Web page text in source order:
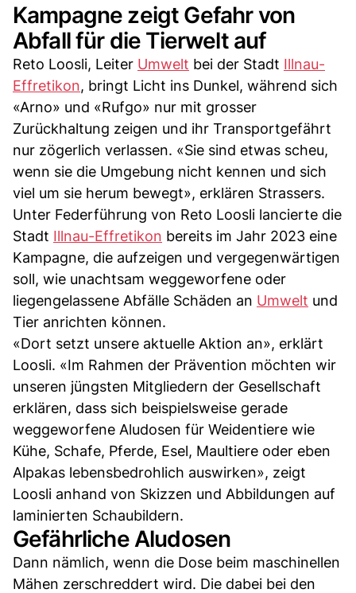
Kampagne zeigt Gefahr von
Abfall für die Tierwelt auf
Reto Loosli, Leiter Umwelt bei der Stadt Illnau-
Effretikon, bringt Licht ins Dunkel, während sich
«Arno» und «Rufgo» nur mit grosser
Zurückhaltung zeigen und ihr Transportgefährt
nur zögerlich verlassen. «Sie sind etwas scheu,
wenn sie die Umgebung nicht kennen und sich
viel um sie herum bewegt», erklären Strassers.
Unter Federführung von Reto Loosli lancierte die
Stadt Illnau-Effretikon bereits im Jahr 2023 eine
Kampagne, die aufzeigen und vergegenwärtigen
soll, wie unachtsam weggeworfene oder
liegengelassene Abfälle Schäden an Umwelt und
Tier anrichten können.
«Dort setzt unsere aktuelle Aktion an», erklärt
Loosli. «Im Rahmen der Prävention möchten wir
unseren jüngsten Mitgliedern der Gesellschaft
erklären, dass sich beispielsweise gerade
weggeworfene Aludosen für Weidentiere wie
Kühe, Schafe, Pferde, Esel, Maultiere oder eben
Alpakas lebensbedrohlich auswirken», zeigt
Loosli anhand von Skizzen und Abbildungen auf
laminierten Schaubildern.
Gefährliche Aludosen
Dann nämlich, wenn die Dose beim maschinellen
Mähen zerschreddert wird. Die dabei bei den